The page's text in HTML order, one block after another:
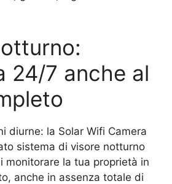
24/7 anche al
diurne: la Solar Wifi Camera
sistema di visore notturno
monitorare la tua proprietà in
anche in assenza totale di